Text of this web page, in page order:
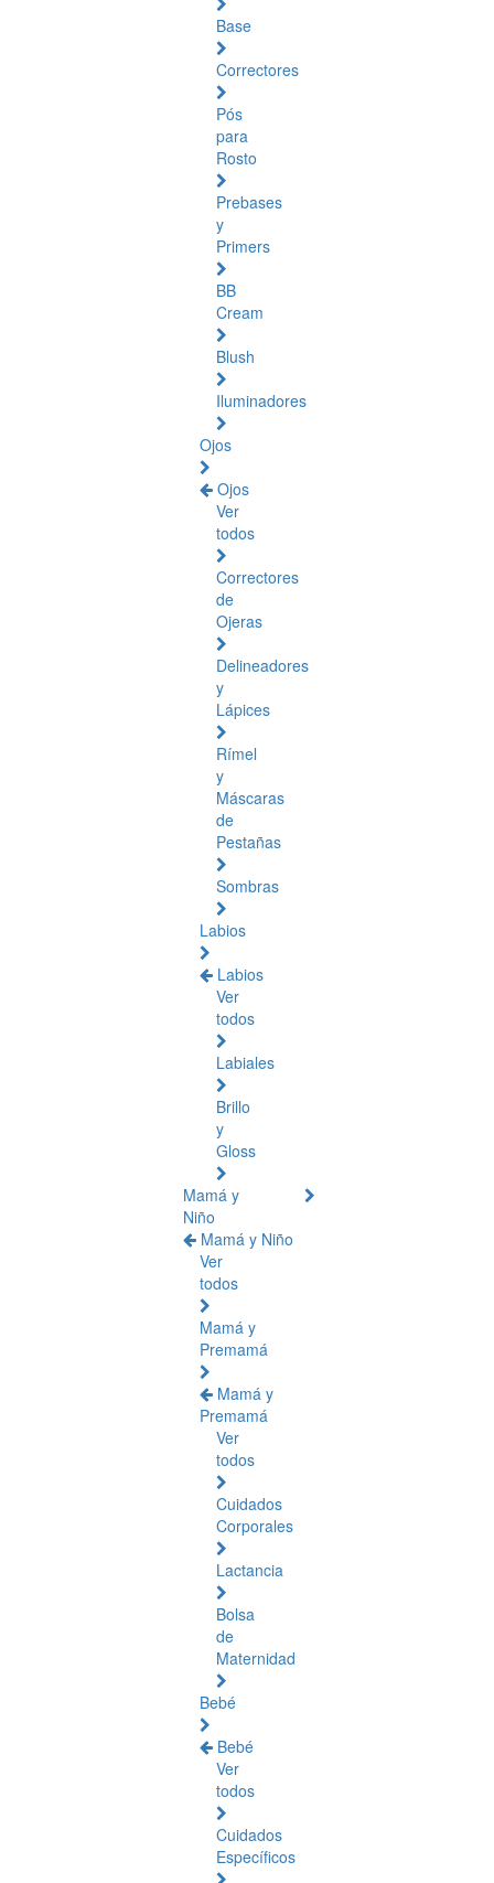
Base
Correctores
Pós
para
Rosto
Prebases
y
Primers
BB
Cream
Blush
Iluminadores
Ojos
Ojos
Ver
todos
Correctores
de
Ojeras
Delineadores
y
Lápices
Rímel
y
Máscaras
de
Pestañas
Sombras
Labios
Labios
Ver
todos
Labiales
Brillo
y
Gloss
Mamá y
Niño
Mamá y Niño
Ver
todos
Mamá y
Premamá
Mamá y
Premamá
Ver
todos
Cuidados
Corporales
Lactancia
Bolsa
de
Maternidad
Bebé
Bebé
Ver
todos
Cuidados
Específicos